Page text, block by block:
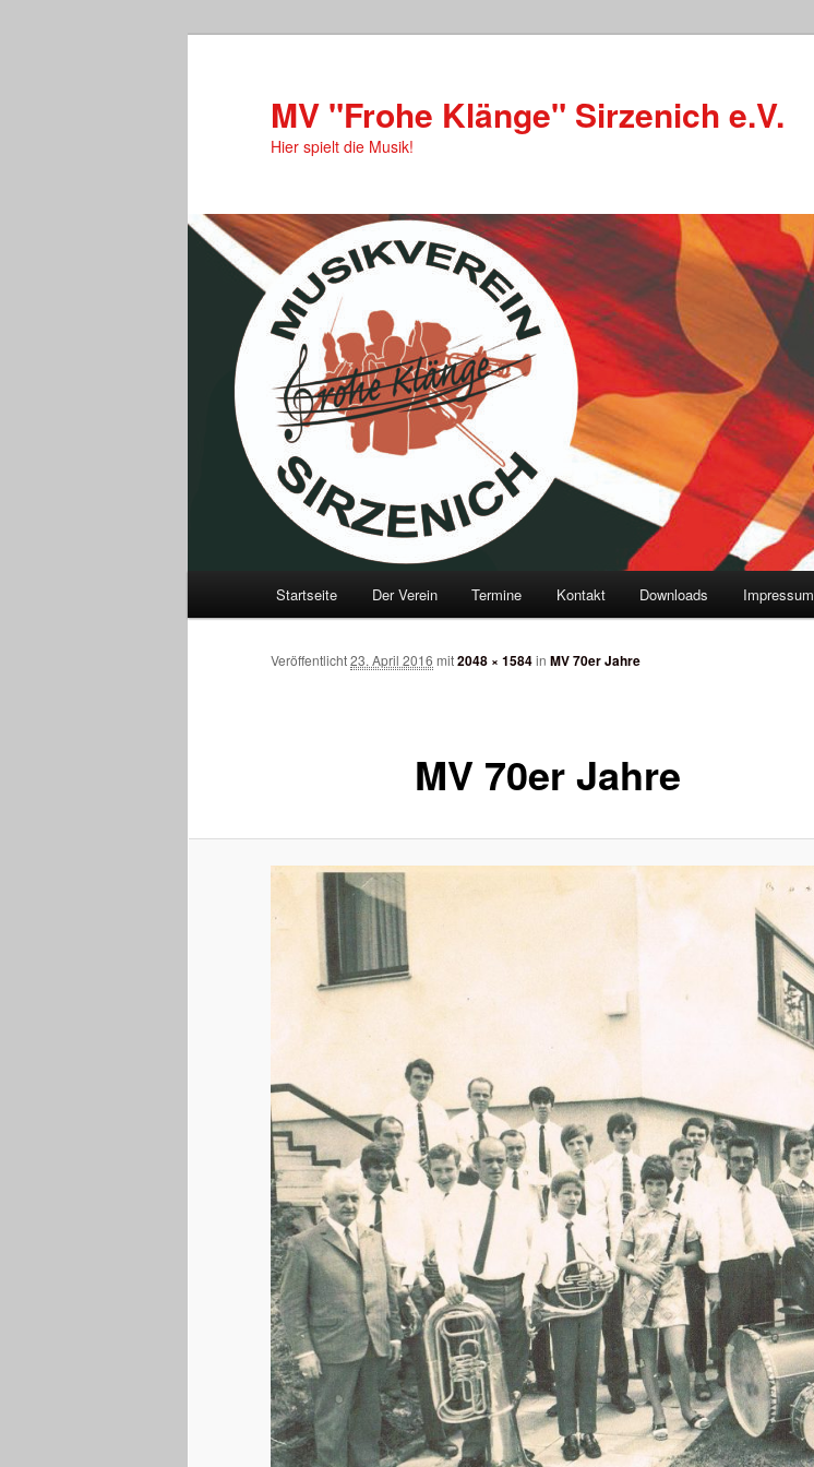
MV "Frohe Klänge" Sirzenich e.V.
Hier spielt die Musik!
Zum
Inhalt
Startseite Der Verein Termine Kontakt Downloads Impressum
MV 70er Jahre
Veröffentlicht23. April 2016 mit2048 × 1584in MV 70er Jahre